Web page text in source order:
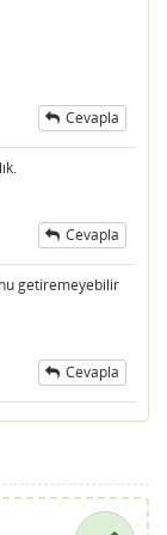
Cevapla
Cevapla
getiremeyebilir
Cevapla